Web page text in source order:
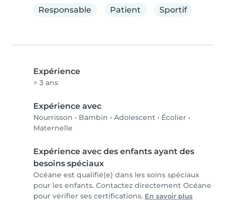
Responsable
Patient Sportif
Expérience
> 3 ans
Expérience avec
Nourrisson • Bambin • Adolescent • Écolier •
Maternelle
Expérience avec des enfants ayant des
besoins spéciaux
Océane est qualifié(e) dans les soins spéciaux
pour les enfants. Contactez directement Océane
pour vérifier ses certifications. En savoir plus